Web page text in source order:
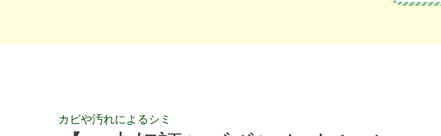
カビや汚れによるシミ